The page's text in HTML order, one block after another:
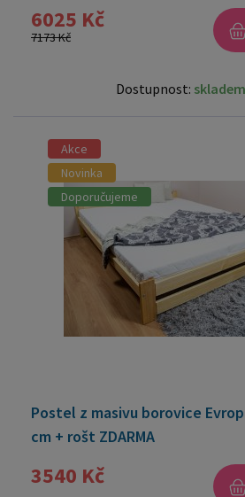
6025 Kč
7173 Kč
Dostupnost: skladem
Akce
Novinka
Doporučujeme
Postel z masivu borovice
cm + rošt ZDARMA
3540 Kč